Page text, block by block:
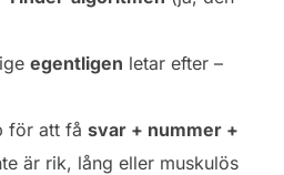
egentligen letar efter –
för att fåsvar + nummer +
är rik, lång eller muskulös